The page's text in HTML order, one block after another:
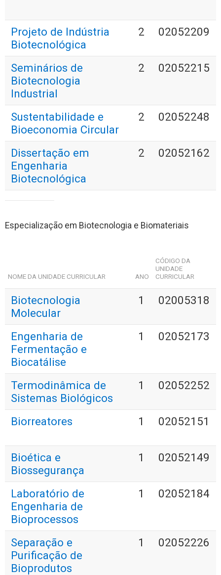
Projeto de Indústria
Biotecnológica
2 02052209
Seminários de
Biotecnologia
Industrial
2 02052215
Sustentabilidade e
Bioeconomia Circular
2 02052248
Dissertação em
Engenharia
Biotecnológica
2 02052162
Especialização em Biotecnologia e Biomateriais
NOME DA UNIDADE CURRICULAR ANO
CÓDIGO DA
UNIDADE
CURRICULAR
Biotecnologia
Molecular
1 02005318
Engenharia de
Fermentação e
Biocatálise
1 02052173
Termodinâmica de
Sistemas Biológicos
1 02052252
Biorreatores 1 02052151
Bioética e
Biossegurança
1 02052149
Laboratório de
Engenharia de
Bioprocessos
1 02052184
Separação e
Purificação de
Bioprodutos
1 02052226